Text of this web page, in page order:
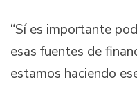
“Sí es importante
esas fuentes de
estamos haciendo